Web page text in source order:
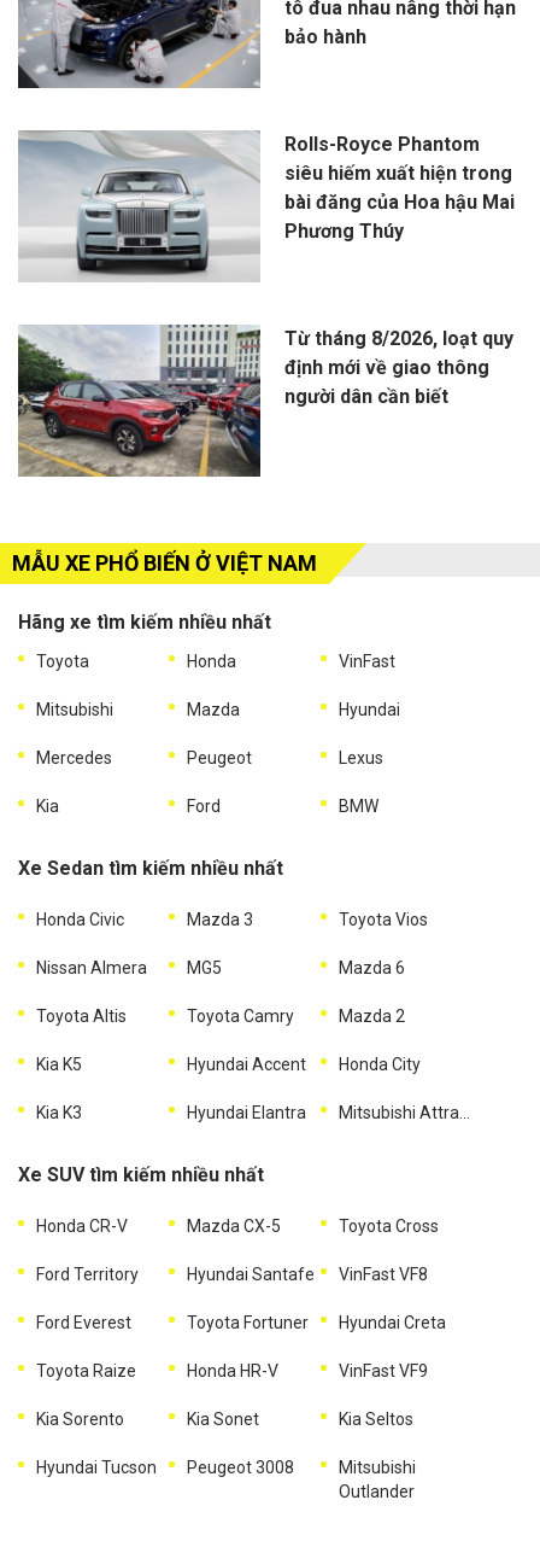
tô đua nhau nâng thời hạn
bảo hành
Rolls-Royce Phantom
siêu hiếm xuất hiện trong
bài đăng của Hoa hậu Mai
Phương Thúy
Từ tháng 8/2026, loạt quy
định mới về giao thông
người dân cần biết
MẪU XE PHỔ BIẾN Ở VIỆT NAM
Hãng xe tìm kiếm nhiều nhất
Toyota Honda VinFast
Mitsubishi Mazda Hyundai
Mercedes Peugeot Lexus
Kia Ford BMW
Xe Sedan tìm kiếm nhiều nhất
Honda Civic Mazda 3 Toyota Vios
Nissan Almera MG5 Mazda 6
Toyota Altis Toyota Camry Mazda 2
Kia K5 Hyundai Accent Honda City
Kia K3 Hyundai Elantra
Xe SUV tìm kiếm nhiều nhất
Honda CR-V Mazda CX-5 Toyota Cross
Ford Territory Hyundai Santafe VinFast VF8
Ford Everest Toyota Fortuner Hyundai Creta
Toyota Raize Honda HR-V VinFast VF9
Kia Sorento Kia Sonet Kia Seltos
Hyundai Tucson Peugeot 3008
Mitsubishi
Outlander